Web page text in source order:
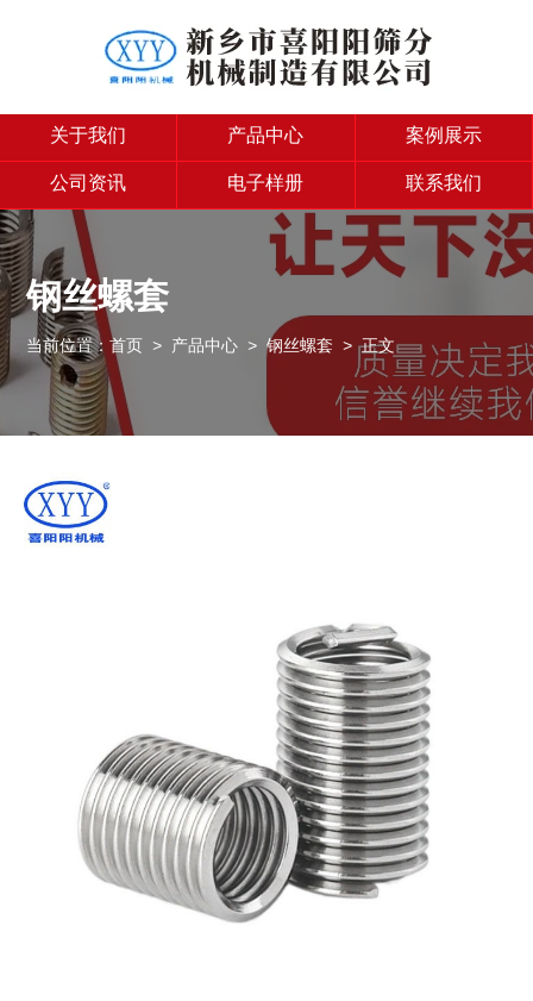
关于我们 产品中心 案例展示
公司资讯 电子样册 联系我们
钢丝螺套
当前位置：首页 > 产品中心 >钢丝螺套 > 正文